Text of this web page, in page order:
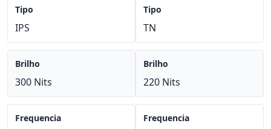
Tipo
IPS
Brilho
300 Nits
Frequencia
Tipo
TN
Brilho
220 Nits
Frequencia